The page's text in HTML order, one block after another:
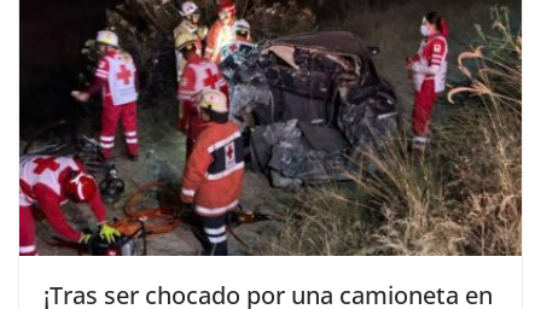
¡Tras ser chocado por una camioneta en